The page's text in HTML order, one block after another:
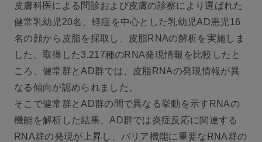
皮膚科医による問診および皮膚の診察により選ばれた
健常乳幼児20名、軽症を中心とした乳幼児AD患児16
名の顔から皮脂を採取し、皮脂RNAの解析を実施しま
した。取得した3,217種のRNA発現情報を比較したと
ころ、健常群とAD群では、皮脂RNAの発現情報が異
なる傾向が認められました。
そこで健常群とAD群の間で異なる挙動を示すRNAの
機能を解析した結果、AD群では炎症反応に関連する
RNA群の発現が上昇し、バリア機能に重要なRNA群の